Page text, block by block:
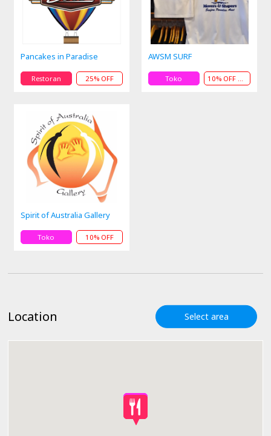
Pancakes in Paradise
Restoran 25% OFF
AWSM SURF
Toko 10% OFF atauHadiah
Spirit of Australia Gallery
Toko 10% OFF
Location Select area